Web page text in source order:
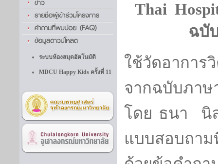
ระบบห้องสมุดอัตโนมัติ
MDCU Happy Kids ครั้งที่ 11
Thai
ฉบั
ใช้วัดอาการ
จากฉบับภา
โดย ธนา นิ
แบบสอบถาม